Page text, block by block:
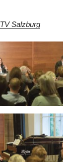
Salzburg